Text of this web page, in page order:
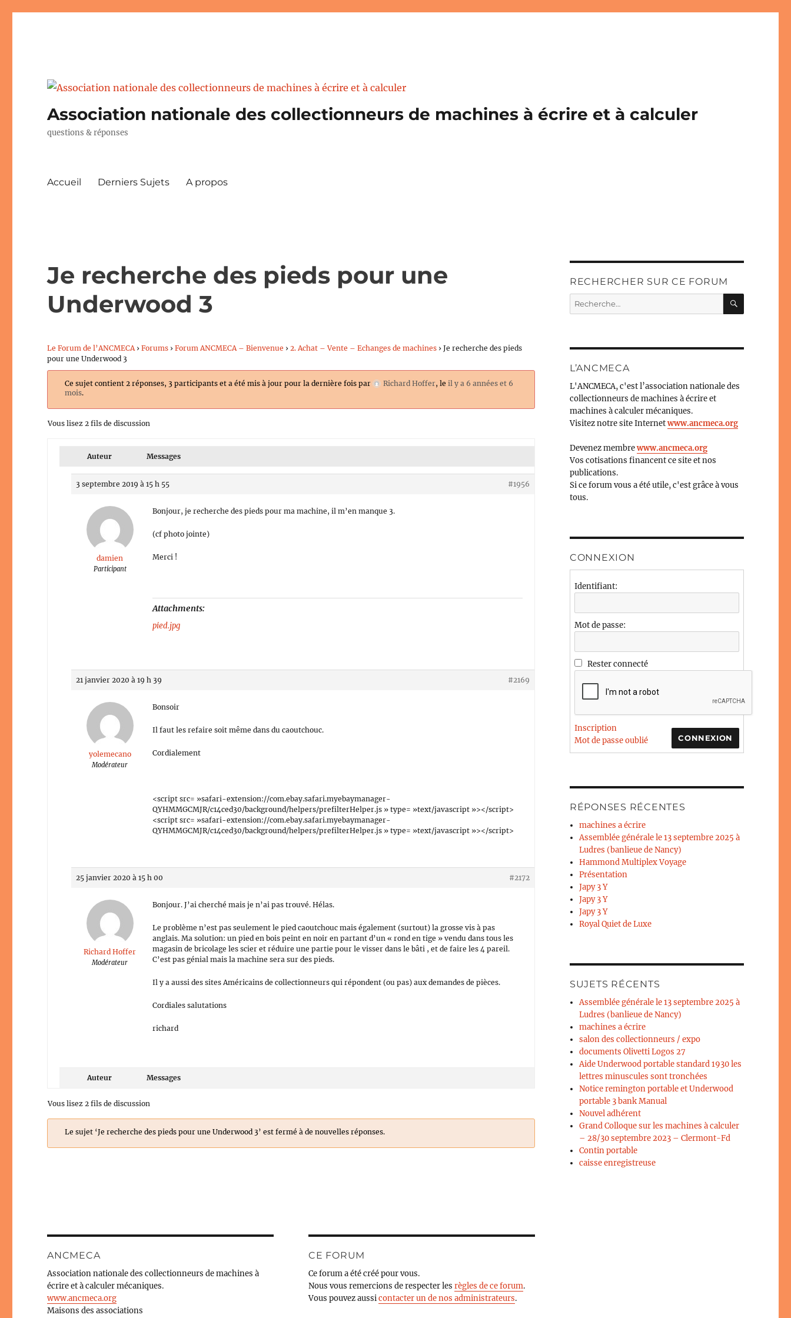
Association nationale des collectionneurs de machines à écrire et à calculer
questions & réponses
Accueil Derniers Sujets A propos
Je recherche des pieds pour une
Underwood 3
Le Forum de l’ANCMECA › Forums › Forum ANCMECA – Bienvenue › 2. Achat – Vente – Echanges de machines › Je recherche des pieds
pour une Underwood 3
Ce sujet contient 2 réponses, 3 participants et a été mis à jour pour la dernière fois par Richard Hoffer, leil y a 6 années et 6
mois.
Vous lisez 2 fils de discussion
Auteur Messages
3 septembre 2019 à 15 h 55 #1956
damien
Participant
Bonjour, je recherche des pieds pour ma machine, il m’en manque 3.
(cf photo jointe)
Merci !
Attachments:
pied.jpg
21 janvier 2020 à 19 h 39 #2169
yolemecano
Modérateur
Bonsoir
Il faut les refaire soit même dans du caoutchouc.
Cordialement
<script src= »safari-extension://com.ebay.safari.myebaymanager-
QYHMMGCMJR/c14ced30/background/helpers/prefilterHelper.js » type= »text/javascript »></script>
<script src= »safari-extension://com.ebay.safari.myebaymanager-
QYHMMGCMJR/c14ced30/background/helpers/prefilterHelper.js » type= »text/javascript »></script>
25 janvier 2020 à 15 h 00 #2172
Richard Hoffer
Modérateur
Bonjour. J’ai cherché mais je n’ai pas trouvé. Hélas.
Le problème n’est pas seulement le pied caoutchouc mais également (surtout) la grosse vis à pas
anglais. Ma solution: un pied en bois peint en noir en partant d’un « rond en tige » vendu dans tous les
magasin de bricolage les scier et réduire une partie pour le visser dans le bâti , et de faire les 4 pareil.
C’est pas génial mais la machine sera sur des pieds.
Il y a aussi des sites Américains de collectionneurs qui répondent (ou pas) aux demandes de pièces.
Cordiales salutations
richard
Auteur Messages
Vous lisez 2 fils de discussion
Le sujet ‘Je recherche des pieds pour une Underwood 3’ est fermé à de nouvelles réponses.
ANCMECA
Association nationale des collectionneurs de machines à
écrire et à calculer mécaniques.
www.ancmeca.org
Maisons des associations
CE FORUM
Ce forum a été créé pour vous.
Nous vous remercions de respecter lesrègles de ce forum.
Vous pouvez aussicontacter un de nos administrateurs.
RECHERCHER SUR CE FORUM
Recherche
pour :
L’ANCMECA
L'ANCMECA, c'est l’association nationale des
collectionneurs de machines à écrire et
machines à calculer mécaniques.
Visitez notre site Internetwww.ancmeca.org
Devenez membrewww.ancmeca.org
Vos cotisations financent ce site et nos
publications.
Si ce forum vous a été utile, c'est grâce à vous
tous.
CONNEXION
Identifiant:
Mot de passe:
Rester connecté
CONNEXION
Inscription
Mot de passe oublié
RÉPONSES RÉCENTES
machines a écrire
Assemblée générale le 13 septembre 2025 à
Ludres (banlieue de Nancy)
Hammond Multiplex Voyage
Présentation
Japy 3 Y
Japy 3 Y
Japy 3 Y
Royal Quiet de Luxe
SUJETS RÉCENTS
Assemblée générale le 13 septembre 2025 à
Ludres (banlieue de Nancy)
machines a écrire
salon des collectionneurs / expo
documents Olivetti Logos 27
Aide Underwood portable standard 1930 les
lettres minuscules sont tronchées
Notice remington portable et Underwood
portable 3 bank Manual
Nouvel adhérent
Grand Colloque sur les machines à calculer
– 28/30 septembre 2023 – Clermont-Fd
Contin portable
caisse enregistreuse